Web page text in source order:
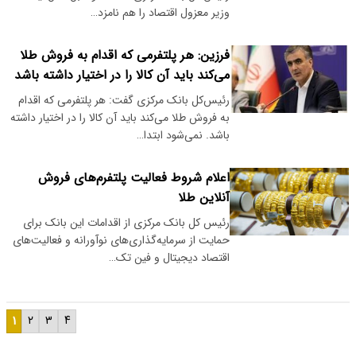
وزیر معزول اقتصاد را هم نامزد…
فرزین: هر پلتفرمی که اقدام به فروش طلا
می‌کند باید آن کالا را در اختیار داشته باشد
‌رئیس‌کل بانک مرکزی گفت: هر پلتفرمی که اقدام
به فروش طلا می‌کند باید آن کالا را در اختیار داشته
باشد. نمی‌شود ابتدا…
اعلام شروط فعالیت پلتفرم‌های فروش
آنلاین طلا
رئیس کل بانک مرکزی از اقدامات این بانک برای
حمایت از سرمایه‎‌گذاری‌های نوآورانه و فعالیت‌های
اقتصاد دیجیتال و فین تک…
۱ ۲ ۳ ۴